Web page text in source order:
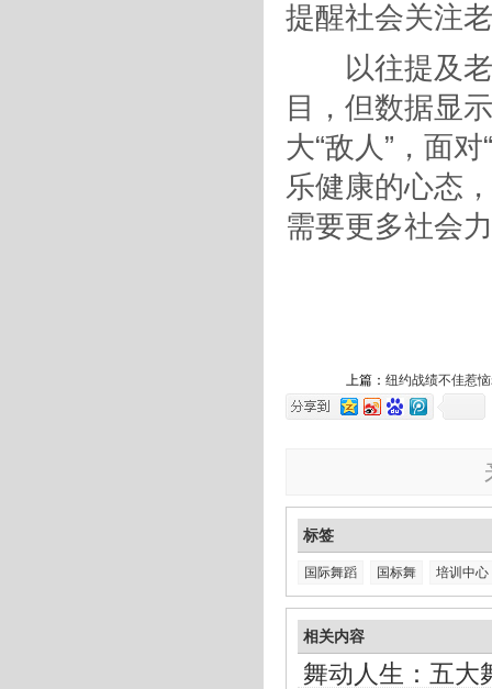
提醒社会关注
以往提及老
目，但数据显
大“敌人”，面
乐健康的心态
需要更多社会
上篇：纽约战绩不佳惹
标签
国际舞蹈 国标舞 培训中心
相关内容
舞动人生：五大